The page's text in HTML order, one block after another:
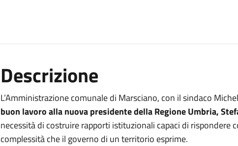
Descrizione
L’Amministrazione comunale di Marsciano, con il sindaco
buon lavoro alla nuova presidente della Regione Umbria,
necessità di costruire rapporti istituzionali capaci di rispondere
complessità che il governo di un territorio esprime.